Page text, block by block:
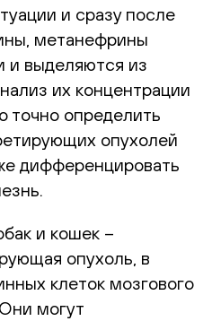
и сразу после
метанефрины
и выделяются из
их концентрации
точно определить
опухолей
дифференцировать
и кошек –
опухоль, в
клеток мозгового
могут